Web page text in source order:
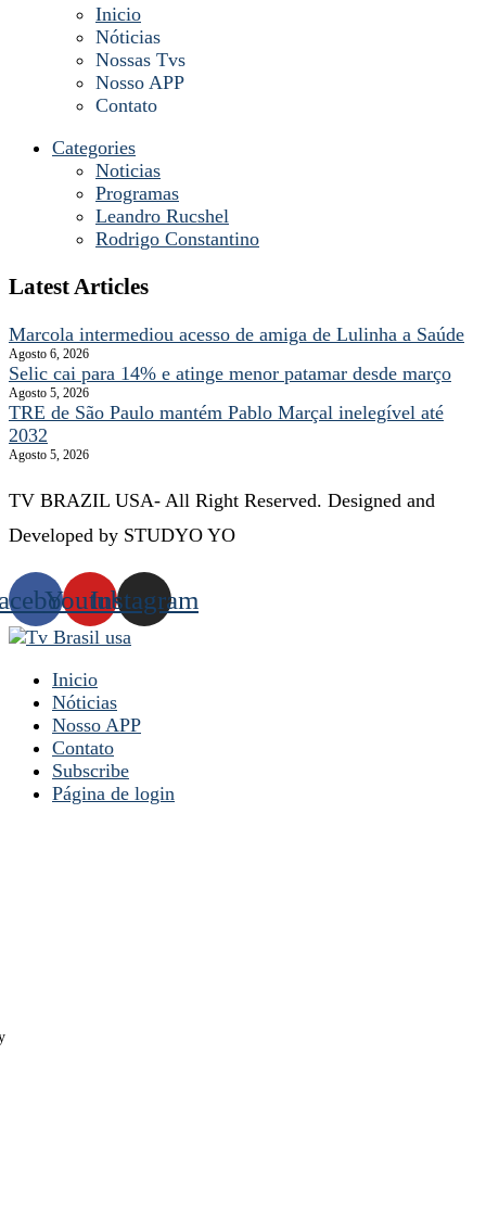
Inicio
Nóticias
Nossas Tvs
Nosso APP
Contato
Categories
Noticias
Programas
Leandro Rucshel
Rodrigo Constantino
Latest Articles
Marcola intermediou acesso de amiga de Lulinha a Saúde
Agosto 6, 2026
Selic cai para 14% e atinge menor patamar desde março
Agosto 5, 2026
TRE de São Paulo mantém Pablo Marçal inelegível até
2032
Agosto 5, 2026
TV BRAZIL USA- All Right Reserved. Designed and
Developed by STUDYO YO
YoutubeInstagram
Inicio
Nóticias
Nosso APP
Contato
Subscribe
Página de login